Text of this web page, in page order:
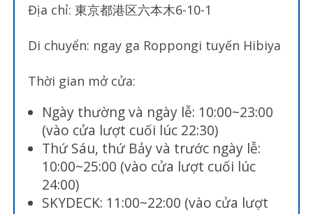
Địa chỉ: 東京都港区六本木6-10-1
Di chuyển: ngay ga Roppongi tuyến Hibiya
Thời gian mở cửa:
Ngày thường và ngày lễ: 10:00~23:00
(vào cửa lượt cuối lúc 22:30)
Thứ Sáu, thứ Bảy và trước ngày lễ:
10:00~25:00 (vào cửa lượt cuối lúc
24:00)
SKYDECK: 11:00~22:00 (vào cửa lượt